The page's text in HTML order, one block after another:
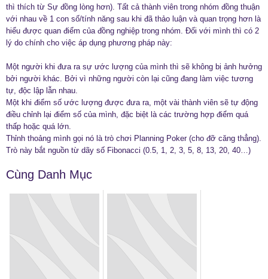
thì thích từ Sự đồng lòng hơn). Tất cả thành viên trong nhóm đồng thuận
với nhau về 1 con số/tính năng sau khi đã thảo luận và quan trọng hơn là
hiểu được quan điểm của đồng nghiệp trong nhóm. Đối với mình thì có 2
lý do chính cho việc áp dụng phương pháp này:
Một người khi đưa ra sự ước lượng của mình thì sẽ không bị ảnh hưởng
bởi người khác. Bởi vì những người còn lại cũng đang làm việc tương
tự, độc lập lẫn nhau.
Một khi điểm số ước lượng được đưa ra, một vài thành viên sẽ tự động
điều chỉnh lại điểm số của mình, đặc biệt là các trường hợp điểm quá
thấp hoặc quá lớn.
Thỉnh thoảng mình gọi nó là trò chơi Planning Poker (cho đỡ căng thẳng).
Trò này bắt nguồn từ dãy số Fibonacci (0.5, 1, 2, 3, 5, 8, 13, 20, 40…)
Cùng Danh Mục